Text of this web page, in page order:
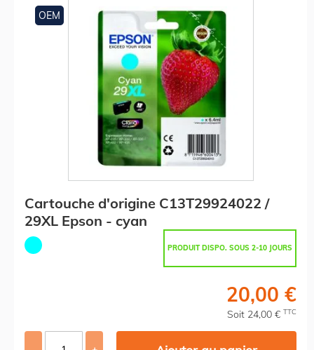
OEM
Cartouche d'origine C13T29924022 /
29XL Epson - cyan
PRODUIT DISPO. SOUS 2-10 JOURS
20,00 €
Soit 24,00 € TTC